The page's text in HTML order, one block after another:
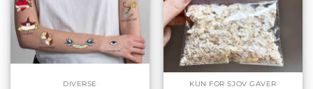
DIVERSE KUN FOR SJOV GAVER